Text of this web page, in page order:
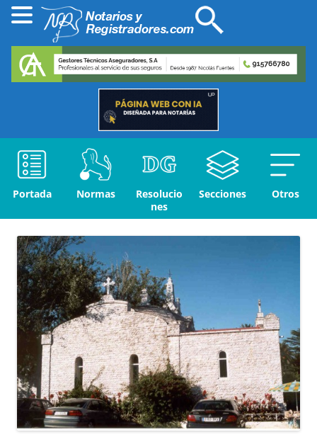
Portada Normas
Resolucio
nes
Secciones Otros